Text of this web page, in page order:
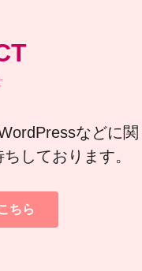
などに関
しております。
ちら